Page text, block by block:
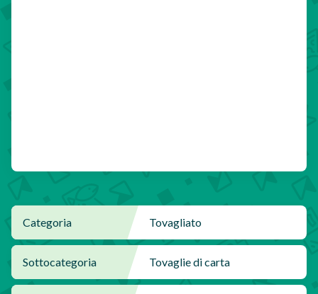
Categoria Tovagliato
Sottocategoria Tovaglie di carta